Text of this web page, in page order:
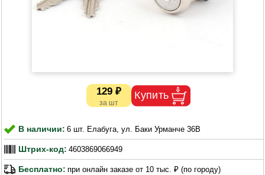
129 ₽
В наличии: 6 шт. Елабуга, ул. Баки Урманче 36В
Штрих-код: 4603869066949
Бесплатно: при онлайн заказе от 10 тыс. ₽ (по городу)